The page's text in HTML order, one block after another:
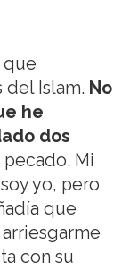
que
del Islam. No
he
dos
Mi
yo, pero
que
con su